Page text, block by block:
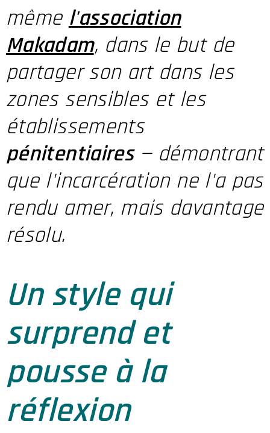
mêmel'association
Makadam, dans le but de
partager son art dans les
zones sensibles et les
établissements
pénitentiaires— démontrant
que l'incarcération ne l'a pas
rendu amer, mais davantage
résolu.
Un style qui
surprend et
pousse à la
réflexion